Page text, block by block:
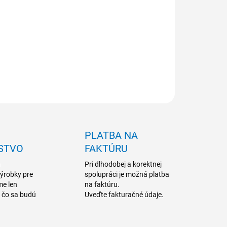
pre
len
čo sa budú
PLATBA NA
FAKTÚRU
Pri dlhodobej a korektnej
spolupráci je možná platba
na faktúru.
Uveďte fakturačné údaje.